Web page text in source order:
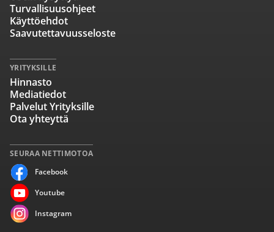
SEURAA NETTIMOTOA
Facebook
Youtube
Instagram
Turvallisuusohjeet
Käyttöehdot
Saavutettavuusseloste
YRITYKSILLE
Hinnasto
Mediatiedot
Palvelut Yrityksille
Ota yhteyttä